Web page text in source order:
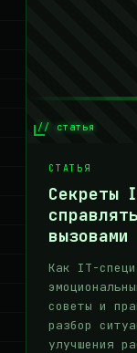
// статья
СТАТЬЯ
Секреты
Как IT-
советы и
разбор
улучшения